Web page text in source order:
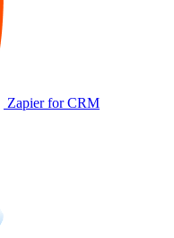
Zapier for CRM